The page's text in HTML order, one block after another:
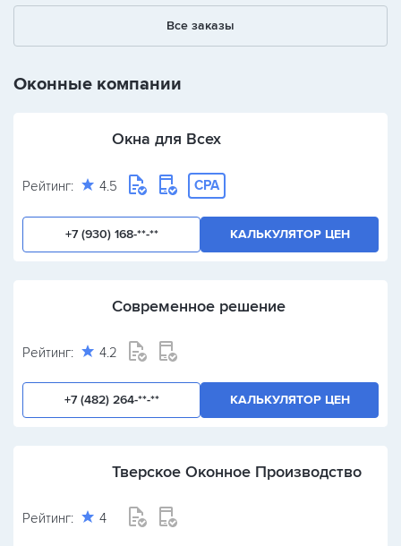
+ - /
Все заказы
Оконные компании
Окна для Всех
Рейтинг: 4.5 CPA
+7 (930) 168-**-** КАЛЬКУЛЯТОР ЦЕН
Современное решение
Рейтинг: 4.2
+7 (482) 264-**-** КАЛЬКУЛЯТОР ЦЕН
Тверское Оконное Производство
Рейтинг: 4